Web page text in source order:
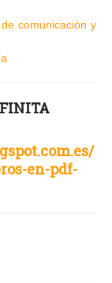
comunicación y
en-pdf-